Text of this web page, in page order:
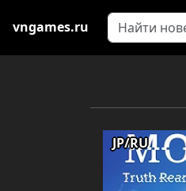
vngames.ru
JP/RU